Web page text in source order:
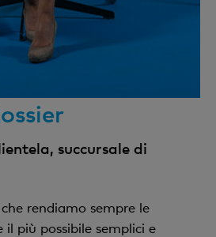
succursale di
rendiamo sempre le
più possibile semplici e